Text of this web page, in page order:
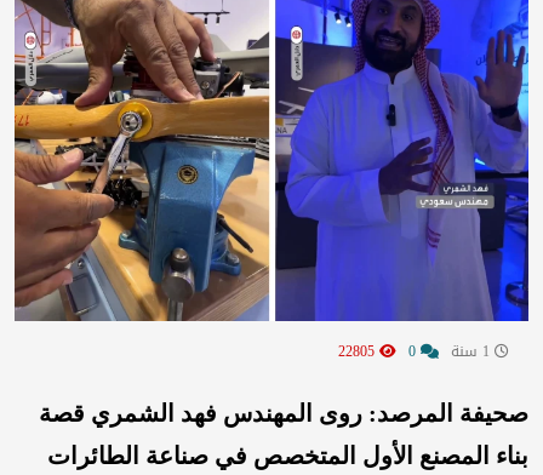
صحيفة المرصد: روى المهندس فهد الشمري قصة
بناء المصنع الأول المتخصص في صناعة الطائرات